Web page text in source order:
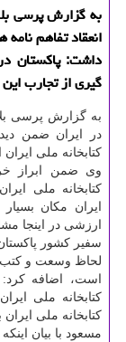
به گزارش پرسی
انعقاد تفاهم نامه
داشت: پاكستان
گیری از تجارب
به گزارش پرسی
در ایران ضمن
كتابخانه ملی
وی ضمن ابراز
كتابخانه ملی
ایران مكان
ارزشی در اینجا
سفیر كشور پاكستان
لحاظ وسعت و كتب
است، اضافه كرد:
كتابخانه ملی
كتابخانه ملی
مسعود با بیان